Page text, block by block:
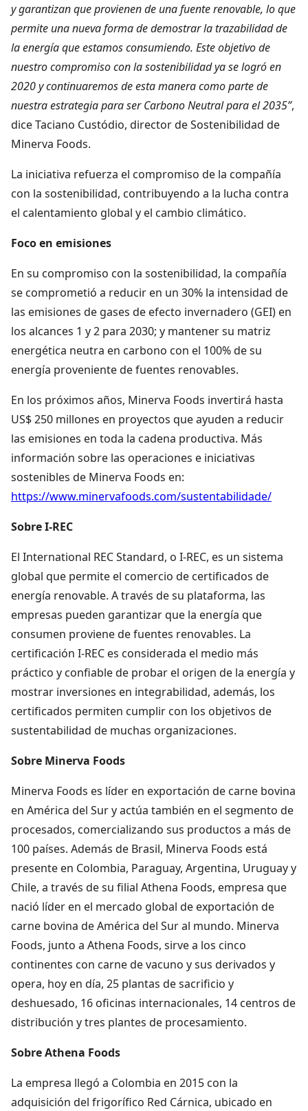
y garantizan que provienen de una fuente renovable, lo que
permite una nueva forma de demostrar la trazabilidad de
la energía que estamos consumiendo. Este objetivo de
nuestro compromiso con la sostenibilidad ya se logró en
2020 y continuaremos de esta manera como parte de
nuestra estrategia para ser Carbono Neutral para el 2035”,
dice Taciano Custódio, director de Sostenibilidad de
Minerva Foods.
La iniciativa refuerza el compromiso de la compañía
con la sostenibilidad, contribuyendo a la lucha contra
el calentamiento global y el cambio climático.
Foco en emisiones
En su compromiso con la sostenibilidad, la compañía
se comprometió a reducir en un 30% la intensidad de
las emisiones de gases de efecto invernadero (GEI) en
los alcances 1 y 2 para 2030; y mantener su matriz
energética neutra en carbono con el 100% de su
energía proveniente de fuentes renovables.
En los próximos años, Minerva Foods invertirá hasta
US$ 250 millones en proyectos que ayuden a reducir
las emisiones en toda la cadena productiva. Más
información sobre las operaciones e iniciativas
sostenibles de Minerva Foods en:
https://www.minervafoods.com/sustentabilidade/
Sobre I-REC
El International REC Standard, o I-REC, es un sistema
global que permite el comercio de certificados de
energía renovable. A través de su plataforma, las
empresas pueden garantizar que la energía que
consumen proviene de fuentes renovables. La
certificación I-REC es considerada el medio más
práctico y confiable de probar el origen de la energía y
mostrar inversiones en integrabilidad, además, los
certificados permiten cumplir con los objetivos de
sustentabilidad de muchas organizaciones.
Sobre Minerva Foods
Minerva Foods es líder en exportación de carne bovina
en América del Sur y actúa también en el segmento de
procesados, comercializando sus productos a más de
100 países. Además de Brasil, Minerva Foods está
presente en Colombia, Paraguay, Argentina, Uruguay y
Chile, a través de su filial Athena Foods, empresa que
nació líder en el mercado global de exportación de
carne bovina de América del Sur al mundo. Minerva
Foods, junto a Athena Foods, sirve a los cinco
continentes con carne de vacuno y sus derivados y
opera, hoy en día, 25 plantas de sacrificio y
deshuesado, 16 oficinas internacionales, 14 centros de
distribución y tres plantes de procesamiento.
Sobre Athena Foods
La empresa llegó a Colombia en 2015 con la
adquisición del frigorífico Red Cárnica, ubicado en